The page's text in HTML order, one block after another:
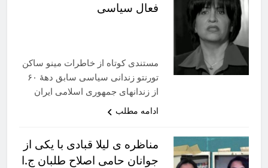
فعال سیاسی
مستندی کوتاه از خاطرات مینو ساکن
تورنتو زندانی سیاسی سابق دههٔ ۶۰
از زندانهای جمهوری اسلامی ایران
ادامه مطلب
مناظره ی لیلا قبادی با یکی از
جوانان حامی اصلاح طلبان ج.ا